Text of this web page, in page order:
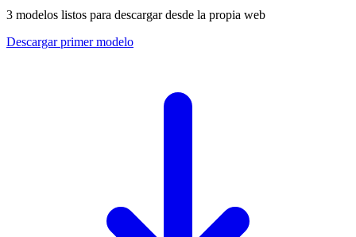
3 modelos listos para descargar desde la propia web
Descargar primer modelo